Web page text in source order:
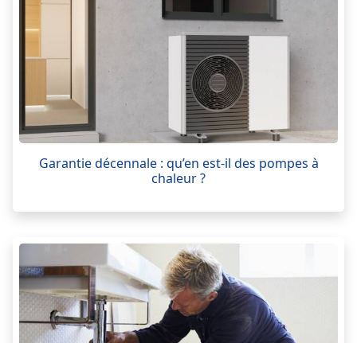
Garantie décennale : qu’en est-il des pompes à
chaleur ?